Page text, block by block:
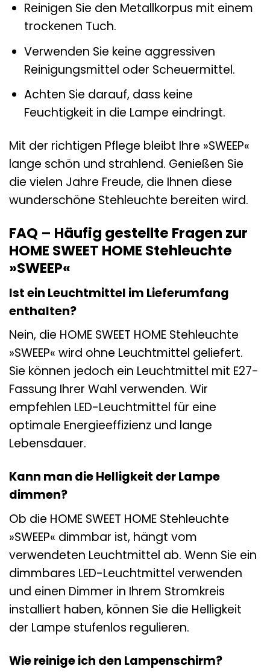
Reinigen Sie den Metallkorpus mit einem
trockenen Tuch.
Verwenden Sie keine aggressiven
Reinigungsmittel oder Scheuermittel.
Achten Sie darauf, dass keine
Feuchtigkeit in die Lampe eindringt.
Mit der richtigen Pflege bleibt Ihre »SWEEP«
lange schön und strahlend. Genießen Sie
die vielen Jahre Freude, die Ihnen diese
wunderschöne Stehleuchte bereiten wird.
FAQ – Häufig gestellte Fragen zur
HOME SWEET HOME Stehleuchte
»SWEEP«
Ist ein Leuchtmittel im Lieferumfang
enthalten?
Nein, die HOME SWEET HOME Stehleuchte
»SWEEP« wird ohne Leuchtmittel geliefert.
Sie können jedoch ein Leuchtmittel mit E27-
Fassung Ihrer Wahl verwenden. Wir
empfehlen LED-Leuchtmittel für eine
optimale Energieeffizienz und lange
Lebensdauer.
Kann man die Helligkeit der Lampe
dimmen?
Ob die HOME SWEET HOME Stehleuchte
»SWEEP« dimmbar ist, hängt vom
verwendeten Leuchtmittel ab. Wenn Sie ein
dimmbares LED-Leuchtmittel verwenden
und einen Dimmer in Ihrem Stromkreis
installiert haben, können Sie die Helligkeit
der Lampe stufenlos regulieren.
Wie reinige ich den Lampenschirm?